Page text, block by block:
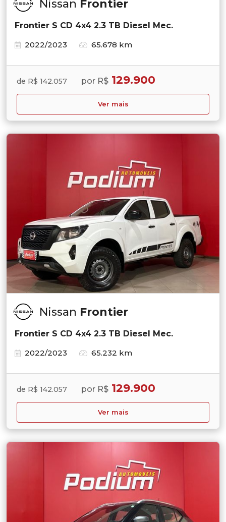
Nissan Frontier
Frontier S CD 4x4 2.3 TB Diesel Mec.
2022/2023
65.678 km
de R$ 142.057 por R$ 129.900
Ver mais
Nissan Frontier
Frontier S CD 4x4 2.3 TB Diesel Mec.
2022/2023
65.232 km
de R$ 142.057 por R$ 129.900
Ver mais